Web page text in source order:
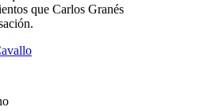
que Carlos Granés